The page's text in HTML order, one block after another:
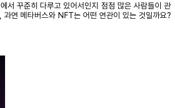
서 꾸준히 다루고 있어서인지 점점 많은 사람들이 관
연 메타버스와 NFT는 어떤 연관이 있는 것일까요?